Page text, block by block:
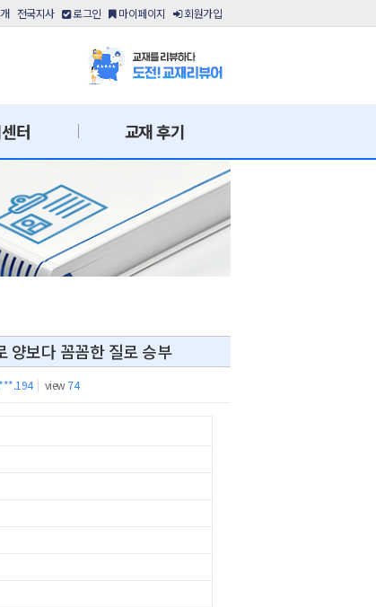
전국지사 로그인 마이페이지 회원가입
터 교재 후기
양보다 꼼꼼한 질로 승부
| view 74